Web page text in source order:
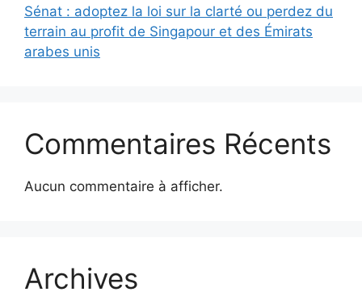
Sénat : adoptez la loi sur la clarté ou perdez du
terrain au profit de Singapour et des Émirats
arabes unis
Commentaires Récents
Aucun commentaire à afficher.
Archives